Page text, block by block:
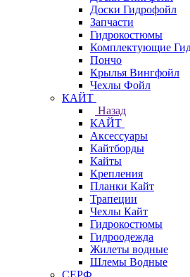
Доски Гидрофойл
Запчасти
Гидрокостюмы
Комплектующие
Пончо
Крылья Вингфойл
Чехлы Фойл
КАЙТ
Назад
КАЙТ
Аксессуары
Кайтборды
Кайты
Крепления
Планки Кайт
Трапеции
Чехлы Кайт
Гидрокостюмы
Гидроодежда
Жилеты водные
Шлемы Водные
СЕРФ